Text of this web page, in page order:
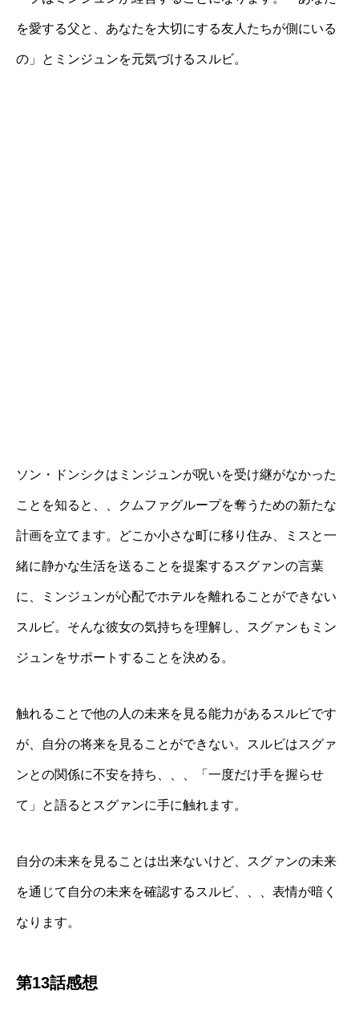
を愛する父と、あなたを大切にする友人たちが側にいる
の」とミンジュンを元気づけるスルビ。
ソン・ドンシクはミンジュンが呪いを受け継がなかった
ことを知ると、、クムファグループを奪うための新たな
計画を立てます。どこか小さな町に移り住み、ミスと一
緒に静かな生活を送ることを提案するスグァンの言葉
に、ミンジュンが心配でホテルを離れることができない
スルビ。そんな彼女の気持ちを理解し、スグァンもミン
ジュンをサポートすることを決める。
触れることで他の人の未来を見る能力があるスルビです
が、自分の将来を見ることができない。スルビはスグァ
ンとの関係に不安を持ち、、、「一度だけ手を握らせ
て」と語るとスグァンに手に触れます。
自分の未来を見ることは出来ないけど、スグァンの未来
を通じて自分の未来を確認するスルビ、、、表情が暗く
なります。
第13話感想